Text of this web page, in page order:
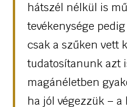
hátszél nélkül is
tevékenysége
csak a szűken vett
tudatosítanunk azt
magánéletben
ha jól végezzük – a